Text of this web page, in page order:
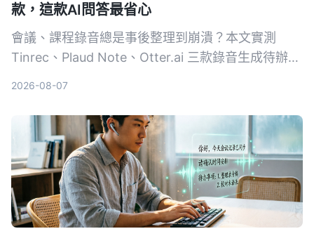
款，這款AI問答最省心
會議、課程錄音總是事後整理到崩潰？本文實測
Tinrec、Plaud Note、Otter.ai 三款錄音生成待辦清
案。
2026-08-07